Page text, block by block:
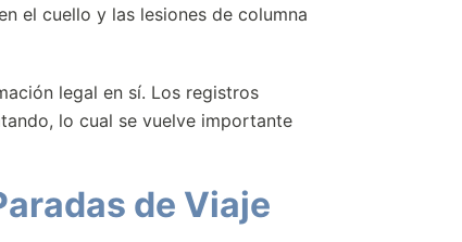
el cuello y las lesiones de columna
legal en sí. Los registros
lo cual se vuelve importante
de Viaje